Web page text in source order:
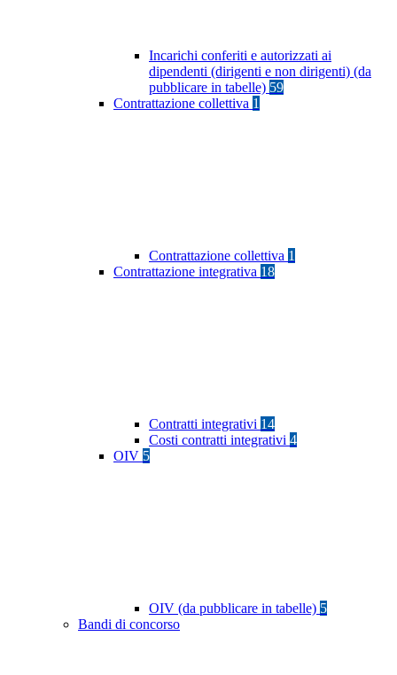
Incarichi conferiti e autorizzati ai
dipendenti (dirigenti e non dirigenti) (da
pubblicare in tabelle) 59
Contrattazione collettiva 1
Contrattazione collettiva 1
Contrattazione integrativa 18
Contratti integrativi 14
Costi contratti integrativi 4
OIV 5
OIV (da pubblicare in tabelle) 5
Bandi di concorso